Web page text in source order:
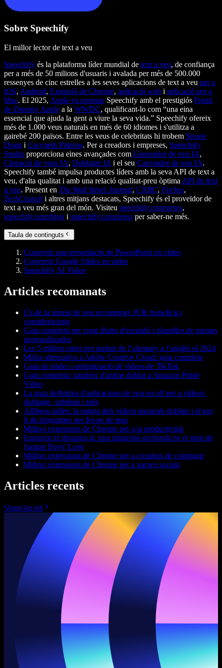
Sobre Speechify
El millor lector de text a veu
Speechify és la plataforma líder mundial de text a veu, de confiança
per a més de 50 milions d'usuaris i avalada per més de 500.000
ressenyes de cinc estrelles a les seves aplicacions de text a veu per a
iOS, Android, Extensió de Chrome, aplicació web i aplicació per a
Mac. El 2025, Apple va premiarSpeechify amb el prestigiós Premi
de Disseny Apple a la WWDC, qualificant-lo com “una eina
essencial que ajuda la gent a viure la seva vida.” Speechify ofereix
més de 1.000 veus naturals en més de 60 idiomes i s'utilitza a
gairebé 200 països. Entre les veus de celebritats hi trobem Snoop
Dogg i Gwyneth Paltrow. Per a creadors i empreses, Speechify
Studio proporciona eines avançades com Generador de veu IA,
Clonació de veus IA, Doblatge IA i el seu Canviador de veu IA.
Speechify també impulsa productes líders amb la seva API de text a
veu, d'alta qualitat i amb una relació qualitat-preu òptima API de text
a veu. Present en The Wall Street Journal, CNBC, Forbes,
TechCrunch i altres mitjans destacats, Speechify és el proveïdor de
text a veu més gran del món. Visiteu speechify.com/news,
speechify.com/blog i speechify.com/press per saber-ne més.
Taula de continguts
Convertir una presentació de PowerPoint en vídeo
Convertir Google Slides en vídeo
Speechify AI Video
Articles recomanats
Ús de la síntesi de veu en sistemes IVR: beneficis i
consideracions
Guia completa per crear llistes d'escalafó i plantilles de memes
personalitzades
Les 5 millors eines per traduir de l’alemany a l’anglès el 2024
Millor alternativa a Adobe Creative Cloud: guia completa
Guia de mides i optimització de vídeos de TikTok
Guia completa: gaudeix d'anime doblat a Amazon Prime
Video
La guia definitiva d'aplicacions de veu en off per a vídeos:
doblatge, subtítols i més
Allibera rialles: la màgia dels vídeos musicals doblats i el top
8 de programes per fer-ne de teus
Millors extensions de Chrome per a la productivitat
Entenent el shounen ai: una immersió profunda en el món de
l'anime Boys' Love
Millors extensions de Chrome per a creadors de contingut
Millors extensions de Chrome per a xarxes socials
Articles recents
Veure-ho tot